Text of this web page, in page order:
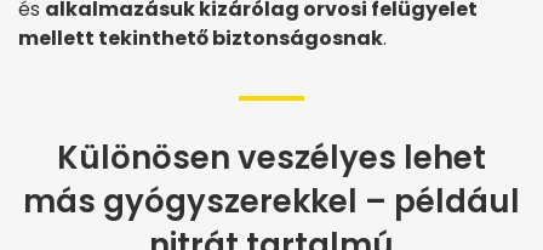
és alkalmazásuk kizárólag orvosi felügyelet
mellett tekinthető biztonságosnak.
Különösen veszélyes lehet
más gyógyszerekkel – például